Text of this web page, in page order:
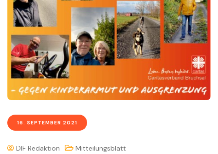
16. SEPTEMBER 2021
DIF Redaktion Mitteilungsblatt